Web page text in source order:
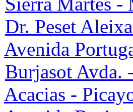
Dr. Peset
Avenida
Burjasot Avda.
Acacias -